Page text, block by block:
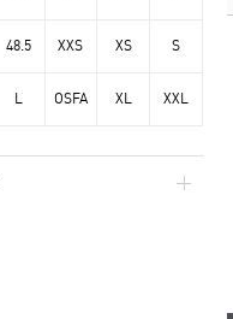
48.5 XXS XS S
L OSFA XL XXL